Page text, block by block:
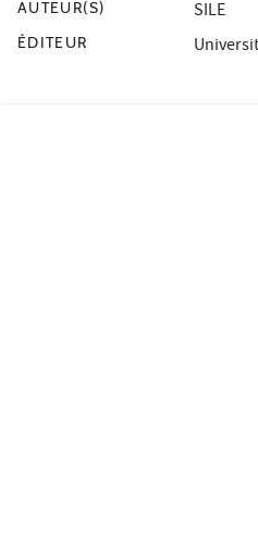
AUTEUR(S) SILE
ÉDITEUR